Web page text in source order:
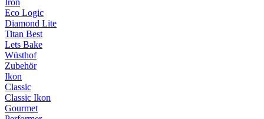
Iron
Eco Logic
Diamond Lite
Titan Best
Lets Bake
Wüsthof
Zubehör
Ikon
Classic
Classic Ikon
Gourmet